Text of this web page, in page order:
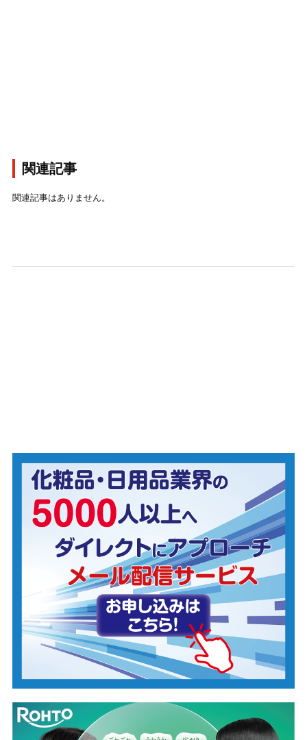
関連記事
関連記事はありません。